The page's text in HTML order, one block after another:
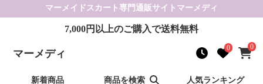
マーメイドスカート 専門通販サイト マーメディ
7,000円以上のご購入で送料無料
マーメディ 0 0
新着商品 商品を検索 人気ランキング